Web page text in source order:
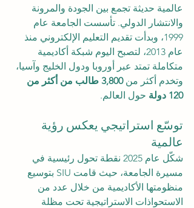
عالمية حديثة تجمع بين الجودة والمرونة
والانتشار الدولي. تأسست الجامعة عام
1999، وبدأت تقديم التعليم الإلكتروني منذ
عام 2013، لتصبح اليوم شبكة أكاديمية
متكاملة تمتد عبر أوروبا ودول الخليج وآسيا،
وتخدم أكثر من
3,800 طالب من أكثر من
120 دولة
حول العالم.
توسّع استراتيجي يعكس رؤية
عالمية
شكّل عام 2025 نقطة تحول رئيسية في
مسيرة الجامعة، حيث قامت SIU بتوسيع
منظومتها الأكاديمية من خلال عدد من
الاستحواذات الاستراتيجية تحت مظلة